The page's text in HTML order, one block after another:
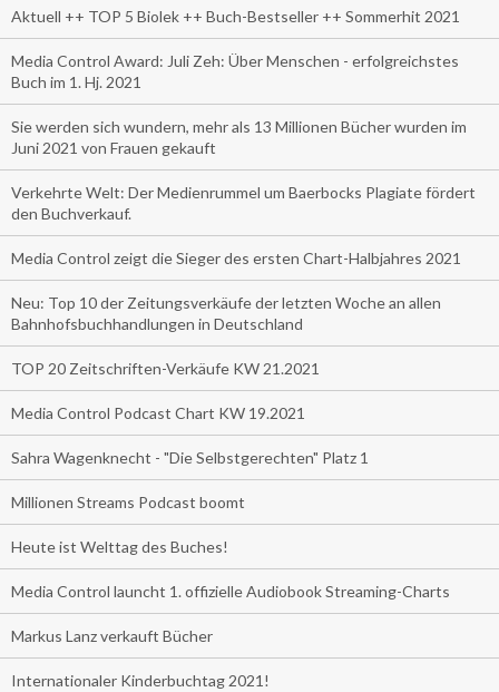
Aktuell ++ TOP 5 Biolek ++ Buch-Bestseller ++ Sommerhit 2021
Media Control Award: Juli Zeh: Über Menschen - erfolgreichstes
Buch im 1. Hj. 2021
Sie werden sich wundern, mehr als 13 Millionen Bücher wurden im
Juni 2021 von Frauen gekauft
Verkehrte Welt: Der Medienrummel um Baerbocks Plagiate fördert
den Buchverkauf.
Media Control zeigt die Sieger des ersten Chart-Halbjahres 2021
Neu: Top 10 der Zeitungsverkäufe der letzten Woche an allen
Bahnhofsbuchhandlungen in Deutschland
TOP 20 Zeitschriften-Verkäufe KW 21.2021
Media Control Podcast Chart KW 19.2021
Sahra Wagenknecht - "Die Selbstgerechten" Platz 1
Millionen Streams Podcast boomt
Heute ist Welttag des Buches!
Media Control launcht 1. offizielle Audiobook Streaming-Charts
Markus Lanz verkauft Bücher
Internationaler Kinderbuchtag 2021!